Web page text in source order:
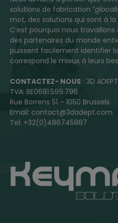
solutions de fabrication “
mot, des solutions qui sont à
C’est pourquoi nous
des partenaires du monde
puissent facilement identifier
correspond le mieux à leurs
CONTACTEZ- NOUS : 3D
TVA: BE0681.599.796
Rue Borrens 51 – 1050 Brussels
Email: contact@3dadept.com
Tel: +32(0)486745887